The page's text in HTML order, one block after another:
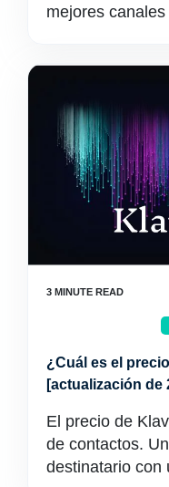
mejores
¿Cuál es el
[actualización de
El precio de
de contactos.
destinatario con